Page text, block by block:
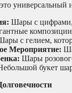
универсальный
Шары с
с гелием,
Мероприятие:
Шары
букет